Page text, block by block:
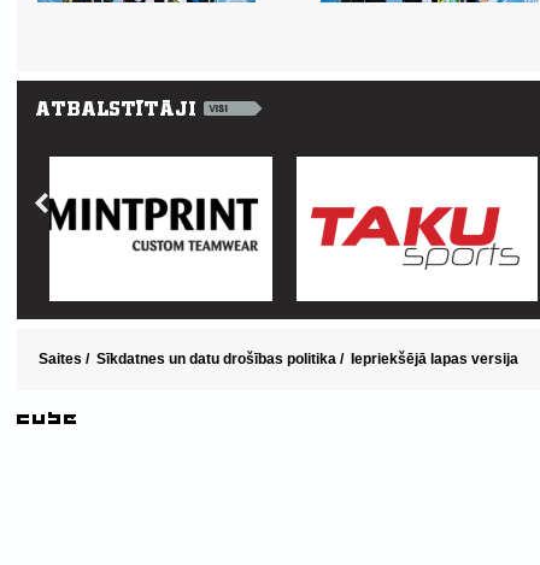
Saites / Sīkdatnes un datu drošības politika / Iepriekšējā lapas versija